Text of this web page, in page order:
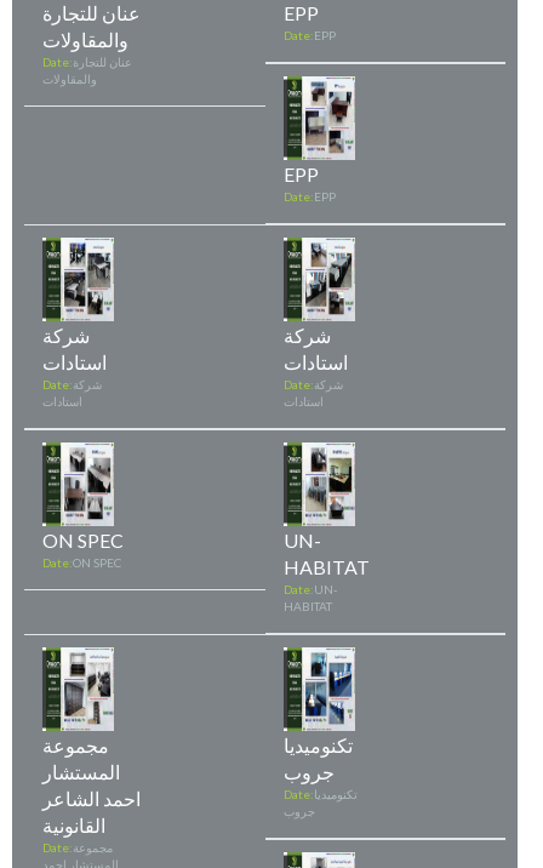
عنان للتجارة
والمقاولات
Date:عنان للتجارة
والمقاولات
EPP
Date:EPP
EPP
Date:EPP
شركة
استادات
Date:شركة
استادات
شركة
استادات
Date:شركة
استادات
ON SPEC
Date:ON SPEC
UN-
HABITAT
Date:UN-
HABITAT
مجموعة
المستشار
احمد الشاعر
القانونية
Date:مجموعة
المستشار احمد
تكنوميديا
جروب
Date:تكنوميديا
جروب